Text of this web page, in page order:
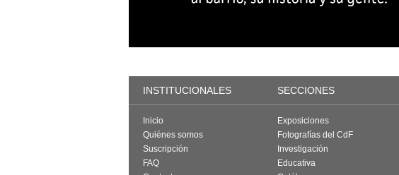
INSTITUCIONALES SECCIONES
Inicio
Quiénes somos
Suscripción
FAQ
Exposiciones
Fotografías del CdF
Investigación
Educativa